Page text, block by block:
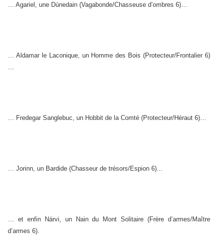
… Agariel, une Dúnedain (Vagabonde/Chasseuse d’ombres 6)…
… Aldamar le Laconique, un Homme des Bois (Protecteur/Frontalier 6)
… Fredegar Sanglebuc, un Hobbit de la Comté (Protecteur/Héraut 6)…
… Jorinn, un Bardide (Chasseur de trésors/Espion 6)…
… et enfin Nárvi, un Nain du Mont Solitaire (Frère d’armes/Maître
d’armes 6).